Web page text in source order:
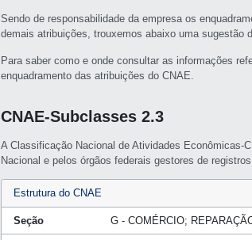
Sendo de responsabilidade da empresa os
demais atribuições, trouxemos abaixo uma sugestão
Para saber como e onde consultar as informações
enquadramento das atribuições do CNAE.
CNAE-Subclasses 2.3
A Classificação Nacional de Atividades
Nacional e pelos órgãos federais gestores de
Estrutura do CNAE
Seção G - COMÉRCIO;